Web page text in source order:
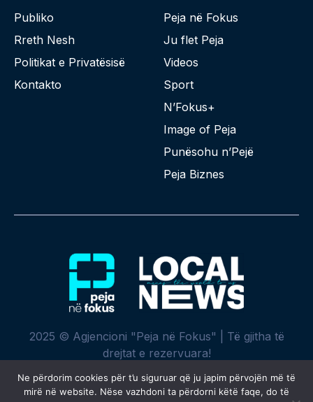
Publiko
Rreth Nesh
Politikat e Privatësisë
Kontakto
Peja në Fokus
Ju flet Peja
Videos
Sport
N’Fokus+
Image of Peja
Punësohu n’Pejë
Peja Biznes
2025 © Agjencioni "Peja në Fokus" | Të gjitha të
drejtat e rezervuara!
Ne përdorim cookies për t’u siguruar që ju japim përvojën më të
mirë në website. Nëse vazhdoni ta përdorni këtë faqe, do të